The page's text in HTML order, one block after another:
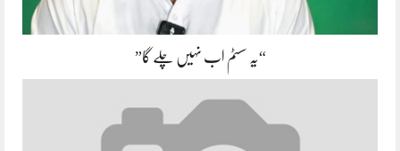
“یہ سسٹم اب نہیں چلے گا”